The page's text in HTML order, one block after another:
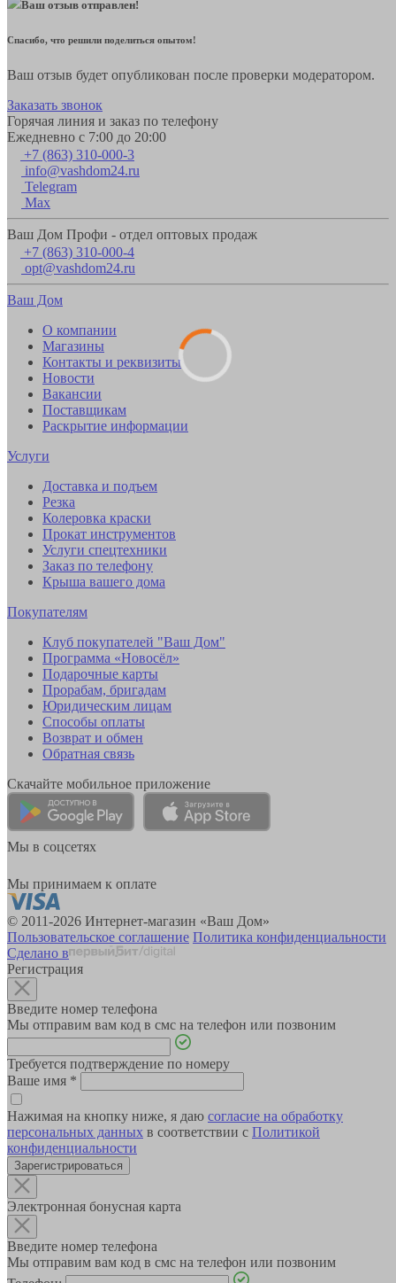
Ваш отзыв отправлен!
Спасибо, что решили поделиться опытом!
Ваш отзыв будет опубликован после проверки модератором.
Заказать звонок
Горячая линия и заказ по телефону
Ежедневно с 7:00 до 20:00
+7 (863) 310-000-3
info@vashdom24.ru
Telegram
Max
Ваш Дом Профи - отдел оптовых продаж
+7 (863) 310-000-4
opt@vashdom24.ru
Ваш Дом
О компании
Магазины
Контакты и реквизиты
Новости
Вакансии
Поставщикам
Раскрытие информации
Услуги
Доставка и подъем
Резка
Колеровка краски
Прокат инструментов
Услуги спецтехники
Заказ по телефону
Крыша вашего дома
Покупателям
Клуб покупателей "Ваш Дом"
Программа «Новосёл»
Подарочные карты
Прорабам, бригадам
Юридическим лицам
Способы оплаты
Возврат и обмен
Обратная связь
Скачайте мобильное приложение
Мы в соцсетях
Мы принимаем к оплате
© 2011-2026 Интернет-магазин «Ваш Дом»
Пользовательское соглашение Политика конфиденциальности
Сделано в
Регистрация
Введите номер телефона
Мы отправим вам код в смс на телефон или позвоним
Требуется подтверждение по номеру
Ваше имя *
Нажимая на кнопку ниже, я даю согласие на обработку
персональных данных в соответствии с Политикой
конфиденциальности
Зарегистрироваться
Электронная бонусная карта
Введите номер телефона
Мы отправим вам код в смс на телефон или позвоним